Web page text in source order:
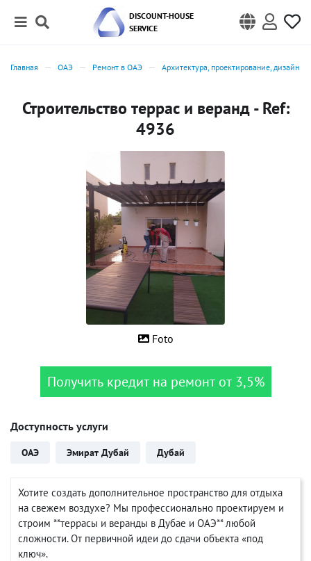
DISCOUNT-HOUSE
SERVICE
Главная ОАЭ Ремонт в ОАЭ Архитектура, проектирование, дизайн в
Строительство террас и веранд - Ref:
4936
Foto
Получить кредит на ремонт от 3,5%
Доступность услуги
ОАЭ Эмират Дубай Дубай
Хотите создать дополнительное пространство для отдыха
на свежем воздухе? Мы профессионально проектируем и
строим **террасы и веранды в Дубае и ОАЭ** любой
сложности. От первичной идеи до сдачи объекта «под
ключ».